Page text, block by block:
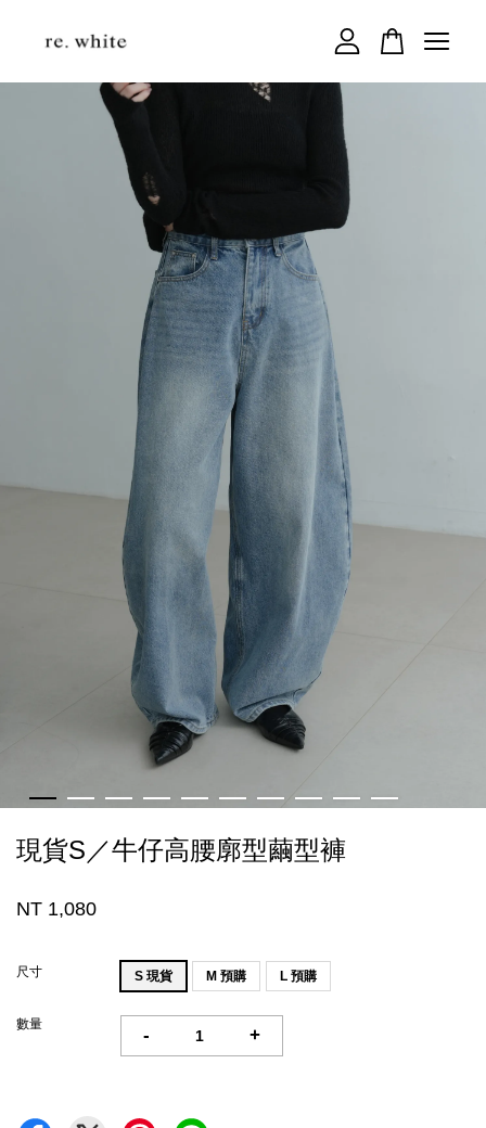
現貨S／牛仔高腰廓型繭型褲
NT 1,080
尺寸 S 現貨 M 預購 L 預購
數量
- +
您的購物車目前還是空的。